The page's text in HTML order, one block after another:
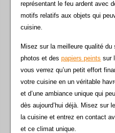
représentant le feu ardent avec
motifs relatifs aux objets qui
cuisine.
Misez sur la meilleure qualité
photos et despapiers peints sur
vous verrez qu’un petit effort
votre cuisine en un véritable
et d’une ambiance unique qui
dès aujourd’hui déjà. Misez sur
la cuisine et entrez en contact
et ce climat unique.